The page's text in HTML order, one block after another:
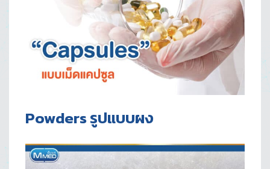
Powders รูปแบบผง